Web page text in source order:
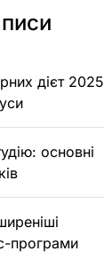
дієт 2025
основні
програми